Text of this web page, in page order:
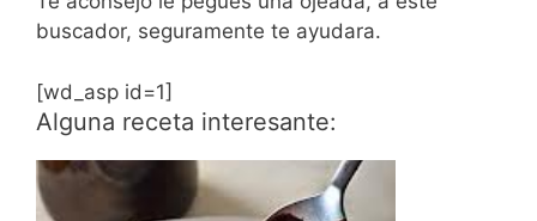
buscador, seguramente te ayudara.
[wd_asp id=1]
Alguna receta interesante: